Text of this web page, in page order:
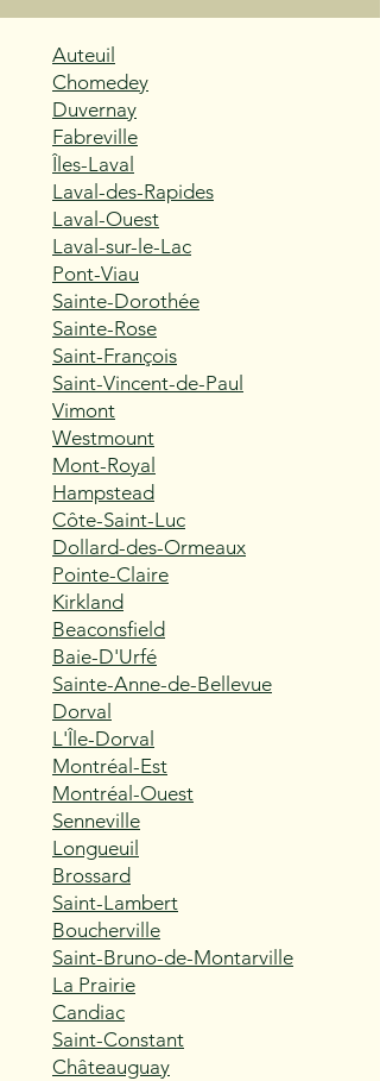
Auteuil
Chomedey
Duvernay
Fabreville
Îles-Laval
Laval-des-Rapides
Laval-Ouest
Laval-sur-le-Lac
Pont-Viau
Sainte-Dorothée
Sainte-Rose
Saint-François
Saint-Vincent-de-Paul
Vimont
Westmount
Mont-Royal
Hampstead
Côte-Saint-Luc
Dollard-des-Ormeaux
Pointe-Claire
Kirkland
Beaconsfield
Baie-D'Urfé
Sainte-Anne-de-Bellevue
Dorval
L'Île-Dorval
Montréal-Est
Montréal-Ouest
Senneville
Longueuil
Brossard
Saint-Lambert
Boucherville
Saint-Bruno-de-Montarville
La Prairie
Candiac
Saint-Constant
Châteauguay